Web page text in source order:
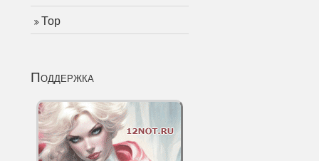
Тор
Поддержка